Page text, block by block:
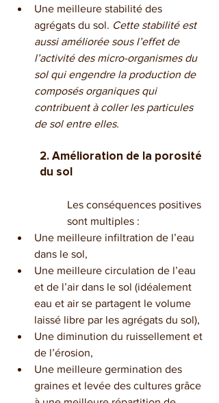
Une meilleure stabilité des
agrégats du sol. Cette stabilité est
aussi améliorée sous l’effet de
l’activité des micro-organismes du
sol qui engendre la production de
composés organiques qui
contribuent à coller les particules
de sol entre elles.
2. Amélioration de la porosité
du sol
Les conséquences positives
sont multiples :
Une meilleure infiltration de l’eau
dans le sol,
Une meilleure circulation de l’eau
et de l’air dans le sol (idéalement
eau et air se partagent le volume
laissé libre par les agrégats du sol),
Une diminution du ruissellement et
de l’érosion,
Une meilleure germination des
graines et levée des cultures grâce